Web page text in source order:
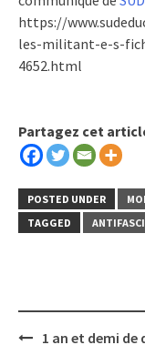
https://
les-militant-e-s-
4652.html
Partagez cet
POSTED UNDER
TAGGED
Post1 an et demi de